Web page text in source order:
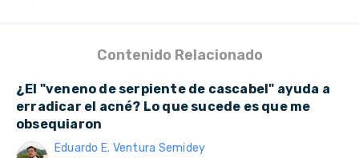
Contenido Relacionado
¿El "veneno de serpiente de cascabel" ayuda a
erradicar el acné? Lo que sucede es que me
obsequiaron
Eduardo E. Ventura Semidey